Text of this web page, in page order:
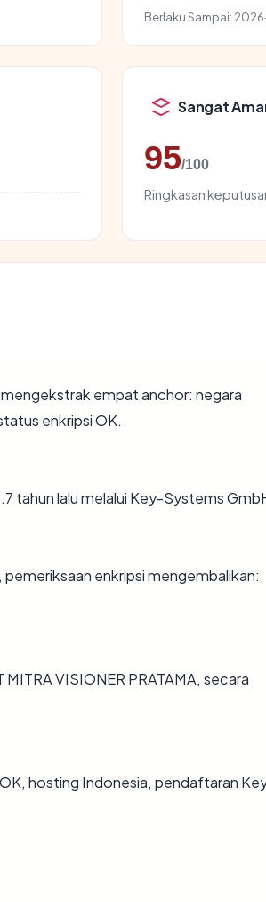
Berlaku Sampai:
Sangat
95/100
Ringkasan
mengekstrak empat anchor: negara
enkripsi OK.
tahun lalu melalui Key-Systems
enkripsi mengembalikan:
MITRA VISIONER PRATAMA, secara
hosting Indonesia, pendaftaran